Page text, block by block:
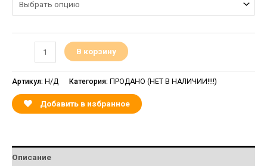
В корзину
Артикул: Н/Д Категория: ПРОДАНО (НЕТ В НАЛИЧИИ!!!!)
Добавить в избранное
Описание